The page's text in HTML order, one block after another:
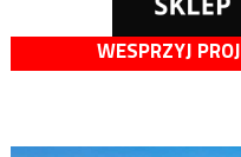
WESPRZYJ